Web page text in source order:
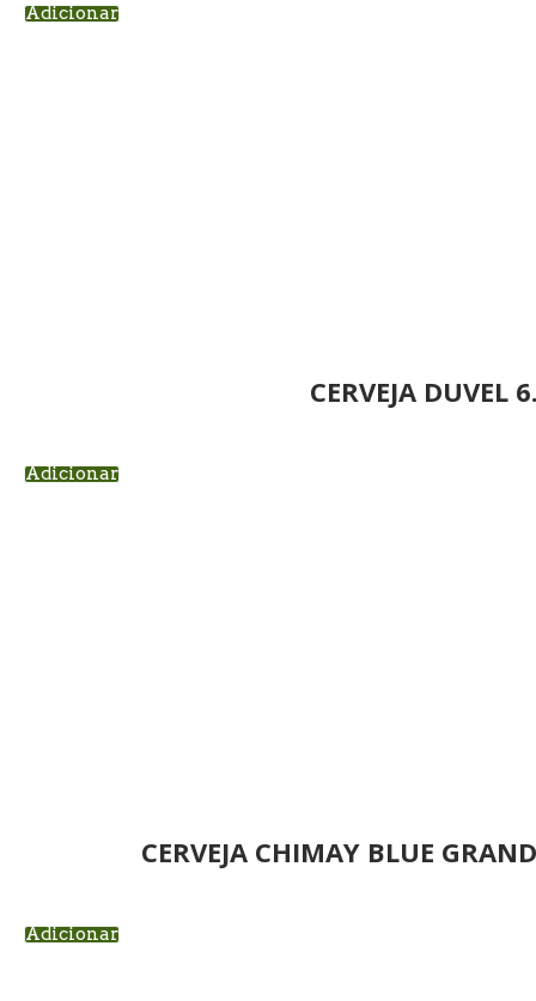
Adicionar
CERVEJA DUVEL
Adicionar
CERVEJA CHIMAY BLUE
Adicionar